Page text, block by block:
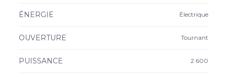
ÉNERGIE Électrique
OUVERTURE Tournant
PUISSANCE 2 600